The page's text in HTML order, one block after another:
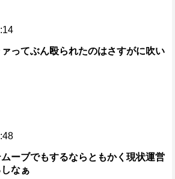
ってぶん殴られたのはさすがに吹い
ーブでもするならともかく現状運営
なぁ